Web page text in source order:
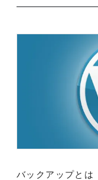
バックアップとは